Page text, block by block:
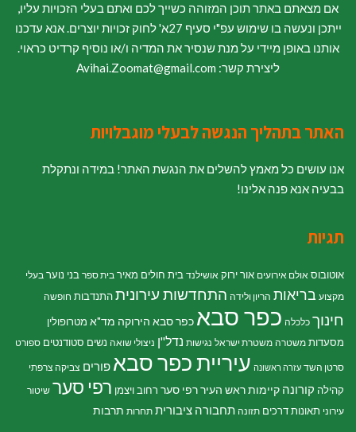
אם מצאתם באתר תוכן המזוהה כשייך לכם ואתם בעלי הזכויות עליו,
ייתכן ונעשה בו שימוש עפ"י סעיף 27א' לחוק זכויות יוצרים. אנא עדכנו
אותנו באופן מיידי על מנת שנסיר את המדיה ו/או נוסיף קרדיט כראוי.
ליצירת קשר: Avihai.Zoomat@gmail.com
האתר בתהליך הנגשה לבעלי מוגבלויות
אנו עושים כל מאמץ להשלים את הנגשת האתר! במידה ונתקלת
בבעיה אנא פנה אלינו!
תגיות
אוטובוס אולם אירועים אור ירוק אושילנד בית חולים מאיר בית ספר בני נוער בעלי
מקצוע בריאות הריון ולידה התחדשות עירוניתהתנדבות חופשה
חינוך כלכלה כפר סבא כפר סבא הירוקה מד"א מטרופולין
מסעדות משטרה משטרת ישראל נגישות נדל"ן ניצולי שואה נשים סטודנטים ספורט
סרטן השד עזרה ראשונה עיריית כפר סבא פורים צביקה צרפתי
קהילה קורונה קיימותראש העיר רפי סער רחוב ויצמן רפי סער שיטור
עירוני תאונות דרכים תזונה תחבורה ציבורית תחרות תרבות